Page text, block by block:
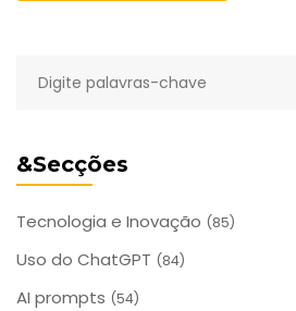
&Secções
Tecnologia e Inovação (85)
Uso do ChatGPT (84)
AI prompts (54)